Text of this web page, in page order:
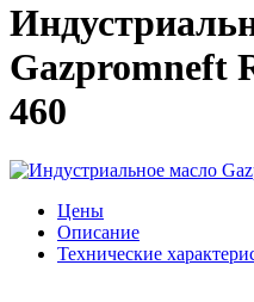
Gazpromneft
460
Цены
Описание
Технические